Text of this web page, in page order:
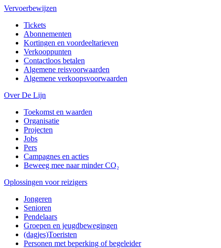
Vervoerbewijzen
Tickets
Abonnementen
Kortingen en voordeeltarieven
Verkooppunten
Contactloos betalen
Algemene reisvoorwaarden
Algemene verkoopsvoorwaarden
Over De Lijn
Toekomst en waarden
Organisatie
Projecten
Jobs
Pers
Campagnes en acties
Beweeg mee naar minder CO₂
Oplossingen voor reizigers
Jongeren
Senioren
Pendelaars
Groepen en jeugdbewegingen
(dagjes)Toeristen
Personen met beperking of begeleider